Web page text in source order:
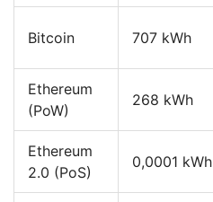
Bitcoin 707 kWh
Ethereum
(PoW)
268 kWh
Ethereum
2.0 (PoS)
0,0001 kWh